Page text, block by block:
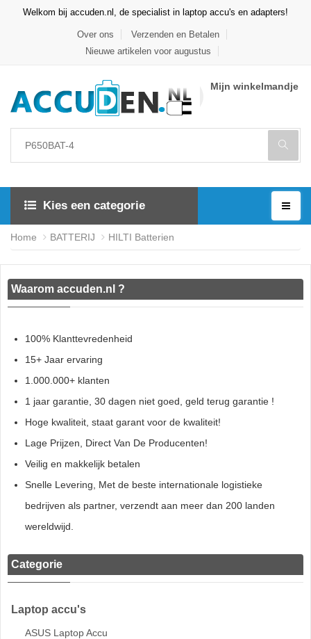
Welkom bij accuden.nl, de specialist in laptop accu's en adapters!
Over ons
Verzenden en Betalen
Nieuwe artikelen voor augustus
Mijn winkelmandje
Kies een categorie
Home BATTERIJ HILTI Batterien
Waarom accuden.nl ?
100% Klanttevredenheid
15+ Jaar ervaring
1.000.000+ klanten
1 jaar garantie, 30 dagen niet goed, geld terug garantie !
Hoge kwaliteit, staat garant voor de kwaliteit!
Lage Prijzen, Direct Van De Producenten!
Veilig en makkelijk betalen
Snelle Levering, Met de beste internationale logistieke
bedrijven als partner, verzendt aan meer dan 200 landen
wereldwijd.
Categorie
Laptop accu's
ASUS Laptop Accu